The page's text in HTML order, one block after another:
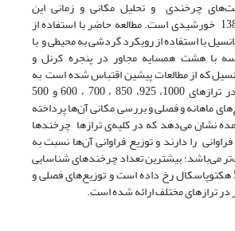
چرخندی و تحلیل مکانی و زمانی این
سامانه‌ها در سال 1382 خورشیدی است. مطالعه حاضر با استفاده از
با استفاده از رویکرد گردشی به محیطی و با
با هشت همسایه مجاور در پنجره کرنل و
که از مطالعات پیشین اقتباس شده است به
شناسایی چرخندها در ترازهای 1000، 925، 850 ، 700 ، 600 و 500
ماهانه و فصلی و بررسی مکانی آن‌ها پرداخته
نشان می‌دهد که در کلیه‌ی ترازها چرخندها
را دارند و توزیع فراوانی آن‌ها نسبت به
می‌باشد؛ بیشترین تعداد چرخندهای شناسایی
شده نیز در تراز 500 هکتوپاسکال رخ داده است و توزیع‌های فصلی و
در ترازهای مختلف ارائه شده است.